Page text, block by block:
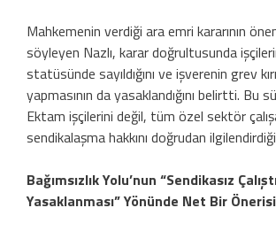
Mahkemenin verdiği ara emri kararının
söyleyen Nazlı, karar doğrultusunda
statüsünde sayıldığını ve işverenin grev
yapmasının da yasaklandığını belirtti. Bu
Ektam işçilerini değil, tüm özel sektör
sendikalaşma hakkını doğrudan
Bağımsızlık Yolu’nun “Sendikasız
Yasaklanması” Yönünde Net Bir